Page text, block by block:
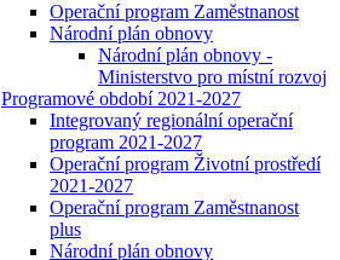
Operační program Zaměstnanost
Národní plán obnovy
Národní plán obnovy -
Ministerstvo pro místní rozvoj
Programové období 2021-2027
Integrovaný regionální operační
program 2021-2027
Operační program Životní prostředí
2021-2027
Operační program Zaměstnanost
plus
Národní plán obnovy